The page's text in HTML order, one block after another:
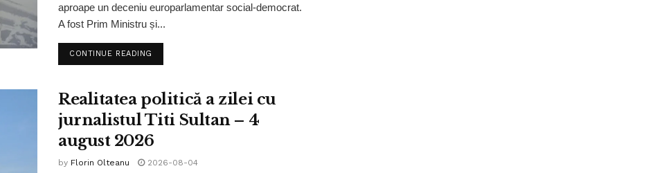
aproape un deceniu europarlamentar social-democrat.
A fost Prim Ministru și...
CONTINUE READING
Realitatea politică a zilei cu
jurnalistul Titi Sultan – 4
august 2026
by Florin Olteanu 2026-08-04